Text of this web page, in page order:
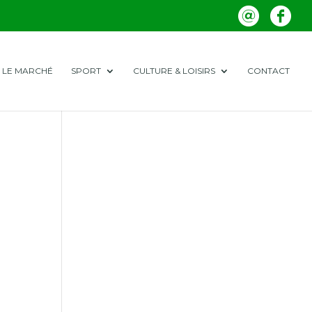
LE MARCHÉ SPORT CULTURE & LOISIRS CONTACT